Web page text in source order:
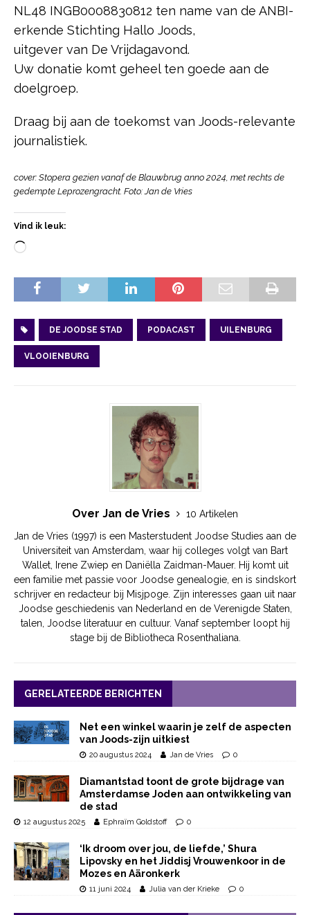
NL48 INGB0008830812 ten name van de ANBI-
erkende Stichting Hallo Joods,
uitgever van De Vrijdagavond.
Uw donatie komt geheel ten goede aan de
doelgroep.
Draag bij aan de toekomst van Joods-relevante
journalistiek.
cover: Stopera gezien vanaf de Blauwbrug anno 2024, met rechts de
gedempte Leprozengracht. Foto: Jan de Vries
Vind ik leuk:
DE JOODSE STAD PODACAST UILENBURG
VLOOIENBURG
Over Jan de Vries
10 Artikelen
Jan de Vries (1997) is een Masterstudent Joodse Studies aan de
Universiteit van Amsterdam, waar hij colleges volgt van Bart
Wallet, Irene Zwiep en Daniëlla Zaidman-Mauer. Hij komt uit
een familie met passie voor Joodse genealogie, en is sindskort
schrijver en redacteur bij Misjpoge. Zijn interesses gaan uit naar
Joodse geschiedenis van Nederland en de Verenigde Staten,
talen, Joodse literatuur en cultuur. Vanaf september loopt hij
stage bij de Bibliotheca Rosenthaliana.
GERELATEERDE BERICHTEN
Net een winkel waarin je zelf de aspecten
van Joods-zijn uitkiest
20 augustus 2024 Jan de Vries 0
Diamantstad toont de grote bijdrage van
Amsterdamse Joden aan ontwikkeling van
de stad
12 augustus 2025 Ephraïm Goldstoff 0
‘Ik droom over jou, de liefde,’ Shura
Lipovsky en het Jiddisj Vrouwenkoor in de
Mozes en Aäronkerk
11 juni 2024 Julia van der Krieke 0